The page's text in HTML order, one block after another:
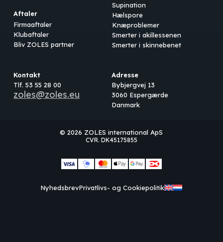
Subtotal: 0,00
Aftaler
Firmaaftaler
Klubaftaler
Bliv ZOLES partner
Supination
Hælspore
Knæproblemer
Smerter i akillessenen
Smerter i skinnebenet
Kontakt
Tlf. 53 55 28 00
zoles@zoles.eu
Adresse
Bybjergvej 13
3060 Espergærde
Danmark
© 2026 ZOLES international ApS
CVR. DK45175855
NyhedsbrevPrivatlivs- og Cookiepolitik